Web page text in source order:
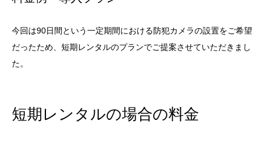
今回は90日間という一定期間における防犯カメラの設置をご希望
だったため、短期レンタルのプランでご提案させていただきまし
た。
短期レンタルの場合の料金